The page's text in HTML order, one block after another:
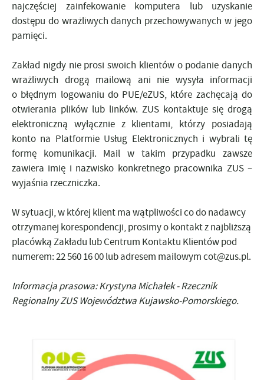
najczęściej zainfekowanie komputera lub uzyskanie
dostępu do wrażliwych danych przechowywanych w jego
pamięci.
Zakład nigdy nie prosi swoich klientów o podanie danych
wrażliwych drogą mailową ani nie wysyła informacji
o błędnym logowaniu do PUE/eZUS, które zachęcają do
otwierania plików lub linków. ZUS kontaktuje się drogą
elektroniczną wyłącznie z klientami, którzy posiadają
konto na Platformie Usług Elektronicznych i wybrali tę
formę komunikacji. Mail w takim przypadku zawsze
zawiera imię i nazwisko konkretnego pracownika ZUS –
wyjaśnia rzeczniczka.
W sytuacji, w której klient ma wątpliwości co do nadawcy
otrzymanej korespondencji, prosimy o kontakt z najbliższą
placówką Zakładu lub Centrum Kontaktu Klientów pod
numerem: 22 560 16 00 lub adresem mailowym cot@zus.pl.
Informacja prasowa: Krystyna Michałek - Rzecznik
Regionalny ZUS Województwa Kujawsko-Pomorskiego.